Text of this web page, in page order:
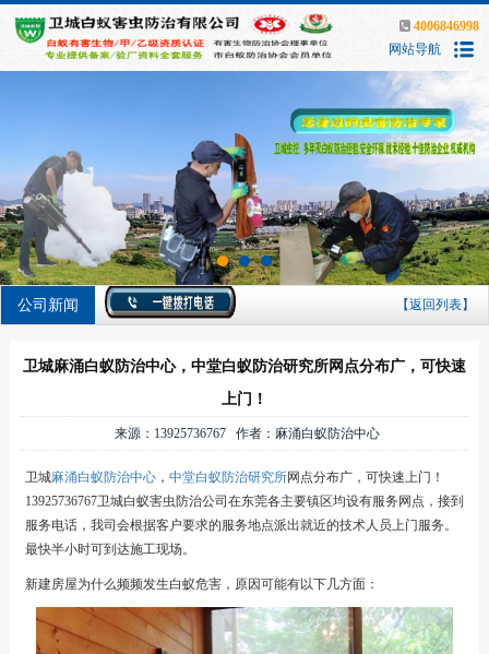
4006846998
网站导航
公司新闻 【返回列表】
卫城麻涌白蚁防治中心，中堂白蚁防治研究所网点分布广，可快速
上门！
来源：13925736767 作者：麻涌白蚁防治中心
卫城麻涌白蚁防治中心， 中堂白蚁防治研究所网点分布广，可快速上门！
13925736767卫城白蚁害虫防治公司在东莞各主要镇区均设有服务网点，接到
服务电话，我司会根据客户要求的服务地点派出就近的技术人员上门服务。
最快半小时可到达施工现场。
新建房屋为什么频频发生白蚁危害，原因可能有以下几方面：